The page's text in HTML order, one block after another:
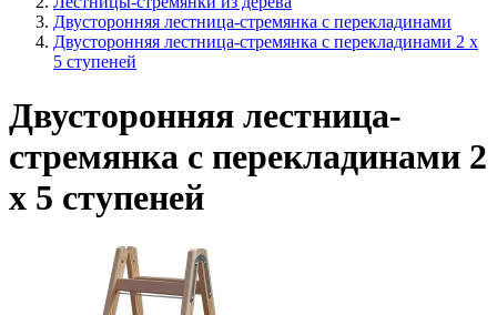
Двусторонняя лестница-стремянка с перекладинами
Двусторонняя лестница-стремянка с перекладинами 2 x
5 ступеней
Двусторонняя лестница-
стремянка с перекладинами 2
x 5 ступеней